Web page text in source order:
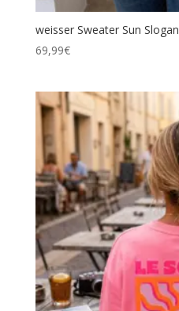
weisser Sweater Sun Slogan
69,99€